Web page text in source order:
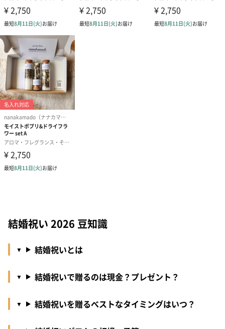
結婚祝い 2026 豆知識
結婚祝いとは
結婚祝いで贈るのは現金？プレゼント？
結婚祝いを贈るべストなタイミングはいつ？